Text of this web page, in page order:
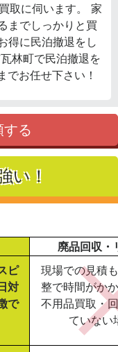
取に伺います。 家
までしっかりと買
得に民泊撤退をし
林町で民泊撤退を
でお任せ下さい！
する
い！
廃品回収・
ピ
対
で
現場での見積
整で時間がか
不用品買取・
ていない